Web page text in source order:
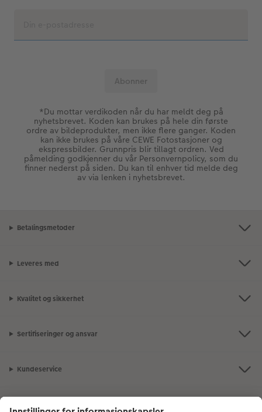
*Du mottar verdikoden når du har meldt deg på
nyhetsbrevet. Koden kan brukes på hele din første
ordre av bildeprodukter, men ikke flere ganger. Koden
kan ikke brukes på våre CEWE Fotostasjoner og
ekspressbilder. Grunnpris blir tillagt ordren. Ved
påmelding godkjenner du vår Personvernpolicy, som du
finner nederst på siden. Du kan til enhver tid melde deg
av via lenken i nyhetsbrevet.
Betalingsmetoder
Leveres med
Kvalitet og sikkerhet
Sertifiseringer og ansvar
Kundeservice